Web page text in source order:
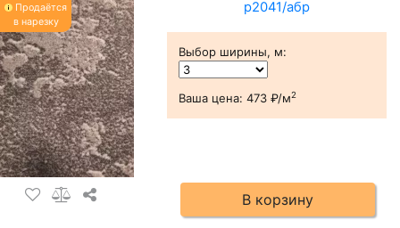
Продаётся
в нарезку
р2041/абр
Выбор ширины, м:
Ваша цена: 473 ₽/м2
В корзину